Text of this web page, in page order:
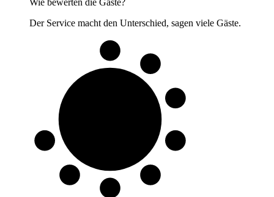
Wie bewerten die Gäste?
Der Service macht den Unterschied, sagen viele Gäste.